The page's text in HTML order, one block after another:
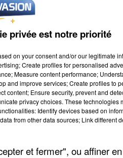
privée est notre priorité
on your consent and/or our legitimate
Create profiles for personalised
Measure content performance;
and improve services; Create profiles to
content; Ensure security, prevent and
privacy choices. These technologies
Identify devices based on
from other data sources; Link different
et fermer", ou affiner